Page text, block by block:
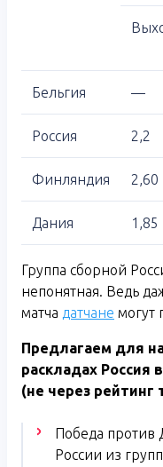
Бельгия —
Россия 2,2
Финляндия 2,60
Дания 1,85
Группа сборной
непонятная. Ведь
матча датчане могут
Предлагаем для
раскладах Россия
(не через рейтинг
Победа против
России из